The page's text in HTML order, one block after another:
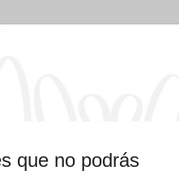
que no podrás